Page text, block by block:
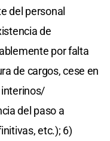
del personal
de
por falta
de cargos, cese en
interinos/
del paso a
etc.); 6)